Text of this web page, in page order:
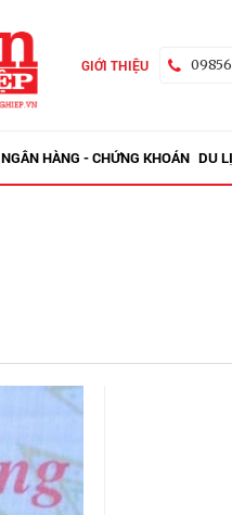
GIỚI THIỆU
NGÂN HÀNG - CHỨNG KHOÁN DU